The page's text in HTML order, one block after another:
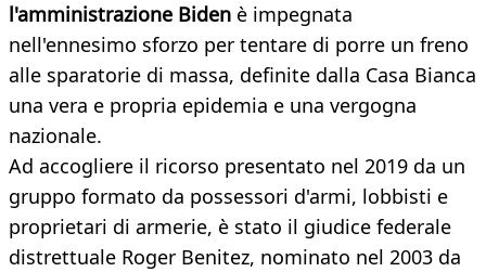
l'amministrazione Biden è impegnata
nell'ennesimo sforzo per tentare di porre un freno
alle sparatorie di massa, definite dalla Casa Bianca
una vera e propria epidemia e una vergogna
nazionale.
Ad accogliere il ricorso presentato nel 2019 da un
gruppo formato da possessori d'armi, lobbisti e
proprietari di armerie, è stato il giudice federale
distrettuale Roger Benitez, nominato nel 2003 da